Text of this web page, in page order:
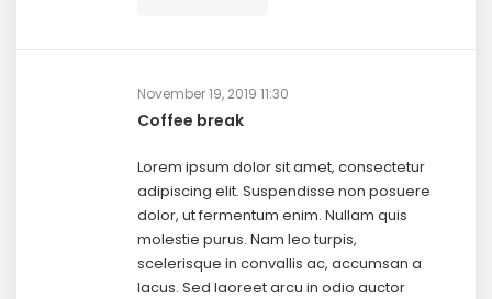
November 19, 2019 11:30
Coffee break
Lorem ipsum dolor sit amet, consectetur
adipiscing elit. Suspendisse non posuere
dolor, ut fermentum enim. Nullam quis
molestie purus. Nam leo turpis,
scelerisque in convallis ac, accumsan a
lacus. Sed laoreet arcu in odio auctor